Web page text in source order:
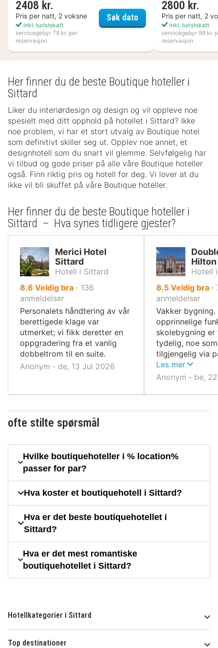
2408 kr.
Pris per natt, 2 voksne
inkl. turistskatt
servicegebyr 79 kr. per
reservasjon
Søk datoKosta Boda Art Hotel
2800 kr.
Pris per natt, 2
inkl. turistskatt
servicegebyr 99 kr.
reservasjon
Her finner du de beste Boutique hoteller i
Sittard
Liker du interiørdesign og design og vil oppleve noe
spesielt med ditt opphold på hotellet i Sittard? Ikke
noe problem, vi har et stort utvalg av Boutique hotel
som definitivt skiller seg ut. Opplev noe annet, et
designhotell som du snart vil glemme. Selvfølgelig har
vi tilbud og gode priser på alle våre Boutique hoteller
også. Finn riktig pris og hotell for deg. Vi lover at du
ikke vil bli skuffet på våre Boutique hoteller.
Her finner du de beste Boutique hoteller i
Sittard – Hva synes tidligere gjester?
Merici Hotel
Sittard
Hotell i Sittard
8.6 av
10,
Veldig bra ‐ 136
anmeldelser
Personalets håndtering av vår
berettigede klage var
utmerket; vi fikk deretter en
oppgradering fra et vanlig
dobbeltrom til en suite.
Anonym ‐ de, 13 Jul 2026
Hotell
8.5av
10,
Veldig bra ‐
anmeldelser
Vakker bygning.
opprinnelige
skolebygning
tydelig, noe
tilgjengelig via
sentrum.
Les mer
Anonym ‐ be,
ofte stilte spørsmål
Hvilke boutiquehoteller i % location%
passer for par?
Hva koster et boutiquehotell i Sittard?
Hva er det beste boutiquehotellet i
Sittard?
Hva er det mest romantiske
boutiquehotellet i Sittard?
Hotellkategorier i Sittard
Top destinationer